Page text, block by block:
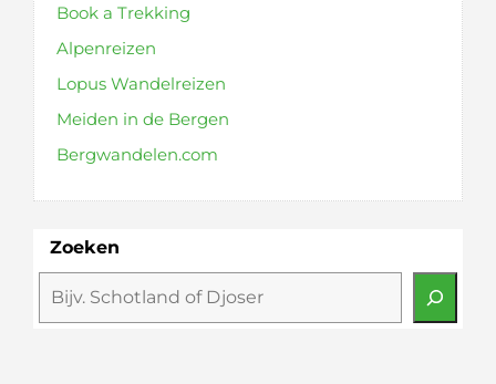
Book a Trekking
Alpenreizen
Lopus Wandelreizen
Meiden in de Bergen
Bergwandelen.com
Zoeken